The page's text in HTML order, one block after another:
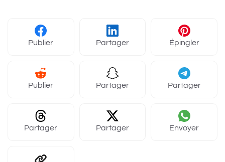
Publier Partager Épingler
Publier Partager Partager
Partager Partager Envoyer